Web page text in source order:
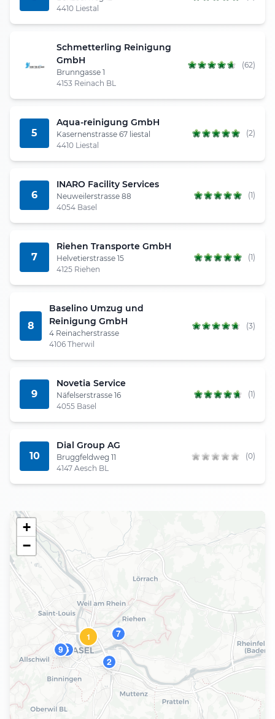
4410 Liestal
Schmetterling Reinigung
GmbH
Brunngasse 1
4153 Reinach BL
(62)
5
Aqua-reinigung GmbH
Kasernenstrasse 67 liestal
4410 Liestal
(2)
6
INARO Facility Services
Neuweilerstrasse 88
4054 Basel
(1)
7
Riehen Transporte GmbH
Helvetierstrasse 15
4125 Riehen
(1)
8
Baselino Umzug und
Reinigung GmbH
4 Reinacherstrasse
4106 Therwil
(3)
9
Novetia Service
Näfelserstrasse 16
4055 Basel
(1)
10
Dial Group AG
Bruggfeldweg 11
4147 Aesch BL
(0)
1
2
6
7
9
+
−